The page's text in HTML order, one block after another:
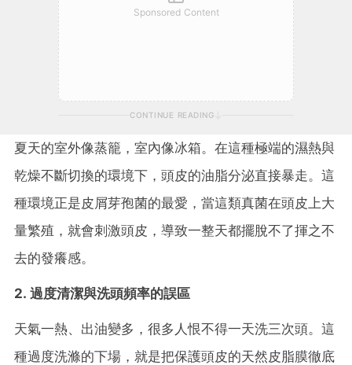
Sponsored Content
CONTINUE READING
夏天的室外像蒸籠，室內像冰箱。在這種極端的濕熱與
乾燥不斷切換的環境下，頭皮的油脂分泌直接暴走。這
種環境正是皮屑芽孢菌的最愛，當這類真菌在頭皮上大
量繁殖，就會刺激頭皮，導致一整天都擺脫不了揮之不
去的發癢感。
2. 過度清潔與洗頭頻率的誤區
天氣一熱、出油變多，很多人恨不得一天洗三次頭。這
種過度洗滌的下場，就是把保護頭皮的天然皮脂膜徹底